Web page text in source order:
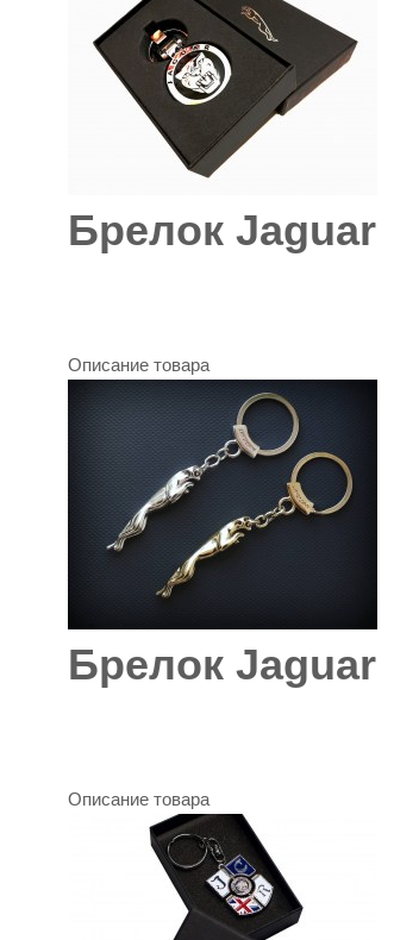
Брелок Jaguar
Описание товара
Брелок Jaguar
Описание товара